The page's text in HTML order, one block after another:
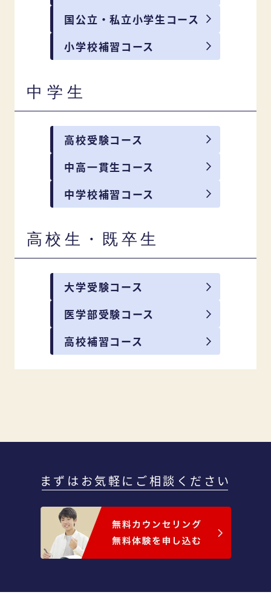
国公立・私立小学生コース
小学校補習コース
中学生
高校受験コース
中高一貫生コース
中学校補習コース
高校生・既卒生
大学受験コース
医学部受験コース
高校補習コース
まずはお気軽にご相談ください